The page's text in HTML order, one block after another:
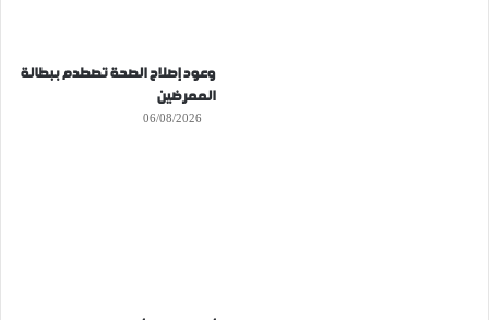
وعود إصلاح الصحة تصطدم ببطالة
الممرضين
06/08/2026